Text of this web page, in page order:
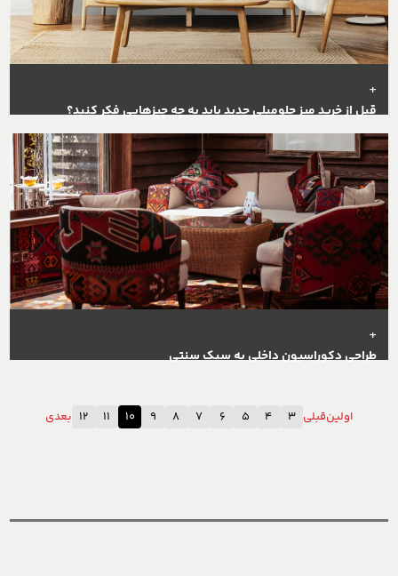
+
قبل از خرید میز جلومبلی جدید باید به چه چیز‌هایی فکر کنید؟
+
طراحی دکوراسیون داخلی به سبک سنتی
اولینقبلی 3
4
5
6
7
8
9
10
11
12 بعدی